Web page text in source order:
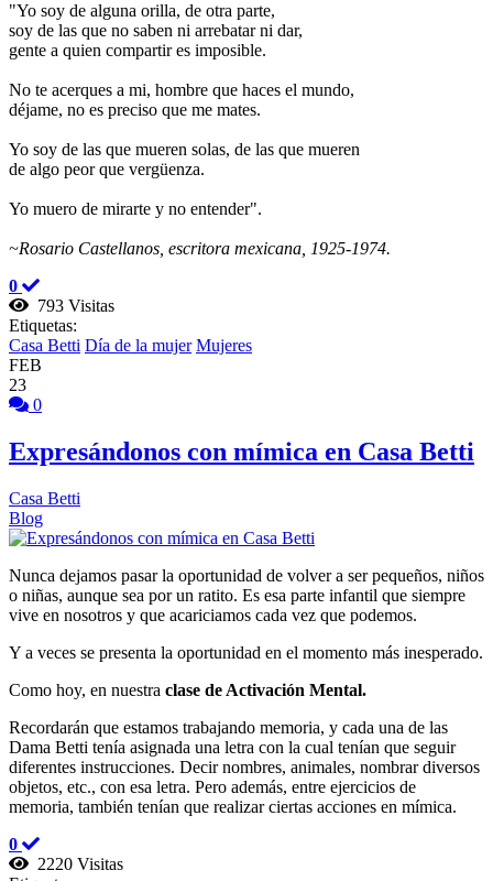
"Yo soy de alguna orilla, de otra parte,
soy de las que no saben ni arrebatar ni dar,
gente a quien compartir es imposible.
No te acerques a mi, hombre que haces el mundo,
déjame, no es preciso que me mates.
Yo soy de las que mueren solas, de las que mueren
de algo peor que vergüenza.
Yo muero de mirarte y no entender".
~Rosario Castellanos, escritora mexicana, 1925-1974.
0
793 Visitas
Etiquetas:
Casa Betti Día de la mujer Mujeres
FEB
23
0
Expresándonos con mímica en Casa Betti
Casa Betti
Blog
Nunca dejamos pasar la oportunidad de volver a ser pequeños, niños
o niñas, aunque sea por un ratito. Es esa parte infantil que siempre
vive en nosotros y que acariciamos cada vez que podemos.
Y a veces se presenta la oportunidad en el momento más inesperado.
Como hoy, en nuestra clase de Activación Mental.
Recordarán que estamos trabajando memoria, y cada una de las
Dama Betti tenía asignada una letra con la cual tenían que seguir
diferentes instrucciones. Decir nombres, animales, nombrar diversos
objetos, etc., con esa letra. Pero además, entre ejercicios de
memoria, también tenían que realizar ciertas acciones en mímica.
0
2220 Visitas